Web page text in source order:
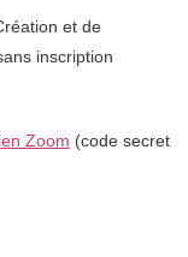
et de
inscription
Zoom (code secret